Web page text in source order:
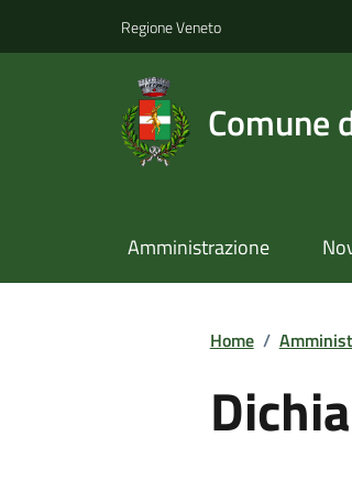
Regione Veneto
Comune
Amministrazione
Home /